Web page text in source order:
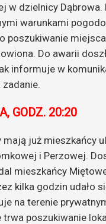
w dzielnicy Dąbrowa.
warunkami
poszukiwanie
Do awarii
informuje w
GODZ. 20:20
mają już mieszkańcy
i Perzowej.
mieszkańcy
kilka godzin udało
na terenie
trwa poszukiwanie